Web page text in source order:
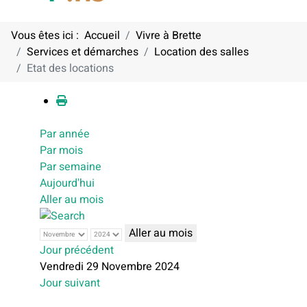
Vous êtes ici : Accueil
Vivre à Brette
Services et démarches
Location des salles
Etat des locations
Calendrier
Par année
Par mois
Par semaine
Aujourd'hui
Aller au mois
Aller au mois
Jour précédent
Vendredi 29 Novembre 2024
Jour suivant